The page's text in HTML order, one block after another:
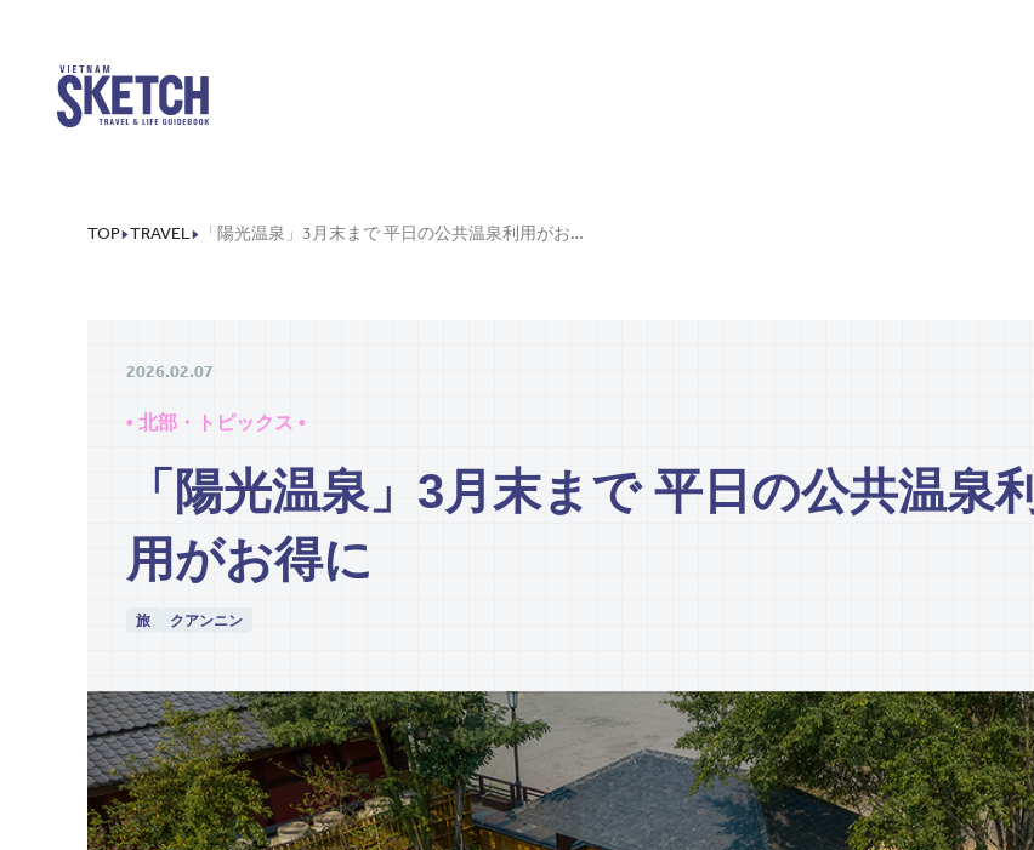
TOP TRAVEL 「陽光温泉」3月末まで 平日の公共温泉利用がお得に
2026.02.07
• 北部・トピックス •
「陽光温泉」3月末まで 平日の公共温泉利
用がお得に
旅 クアンニン